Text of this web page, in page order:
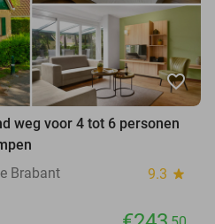
favorite_border
weg voor 4 tot 6 personen
Brabant
9.3 star